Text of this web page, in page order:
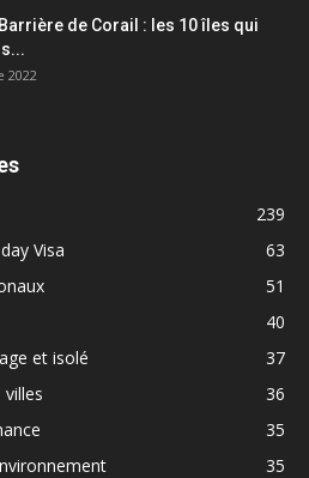
de Corail : les 10 îles qui
2022
239
Visa
63
51
40
et isolé
37
36
35
35